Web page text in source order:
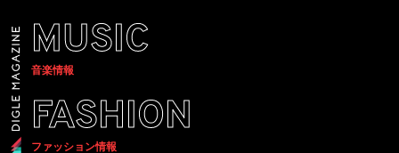
MUSIC
音楽情報
FASHION
ファッション情報